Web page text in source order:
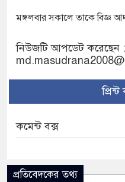
মঙ্গলবার সকালে তাকে বিজ্ঞ
নিউজটি আপডেট করেছেন :
কমেন্ট বক্স
প্রতিবেদকের তথ্য